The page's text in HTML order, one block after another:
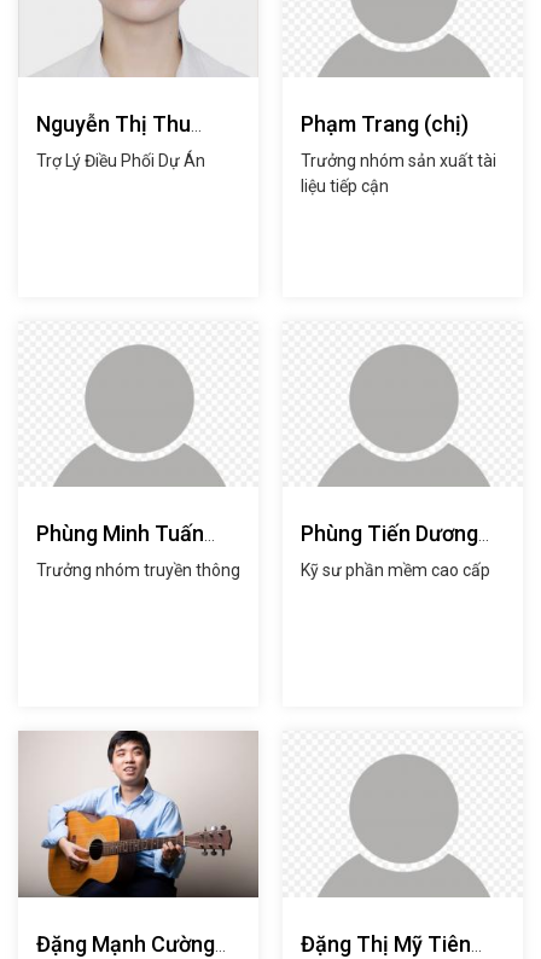
Nguyễn Thị Thu
Uyên (chị)
Trợ Lý Điều Phối Dự Án
Phạm Trang (chị)
Trưởng nhóm sản xuất tài
liệu tiếp cận
Phùng Minh Tuấn
(anh)
Trưởng nhóm truyền thông
Phùng Tiến Dương
(anh)
Kỹ sư phần mềm cao cấp
Đặng Mạnh Cường
Đặng Thị Mỹ Tiên